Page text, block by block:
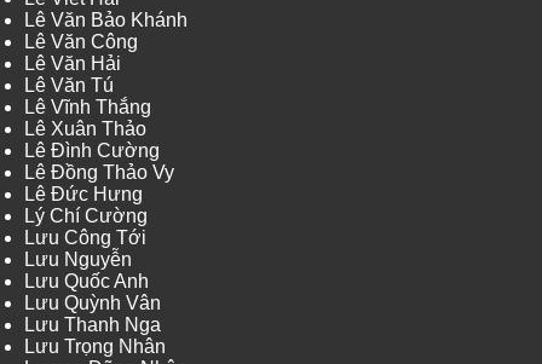
Lê Văn Bảo Khánh
Lê Văn Công
Lê Văn Hải
Lê Văn Tú
Lê Vĩnh Thắng
Lê Xuân Thảo
Lê Đình Cường
Lê Đồng Thảo Vy
Lê Đức Hưng
Lý Chí Cường
Lưu Công Tới
Lưu Nguyễn
Lưu Quốc Anh
Lưu Quỳnh Vân
Lưu Thanh Nga
Lưu Trọng Nhân